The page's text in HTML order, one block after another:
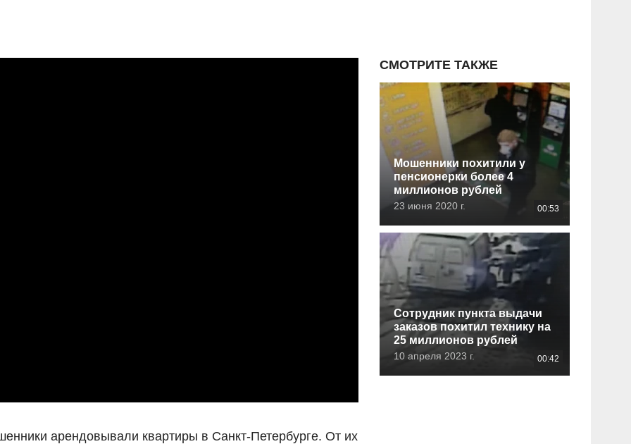
арендовывали квартиры в Санкт-Петербурге. От их
СМОТРИТЕ ТАКЖЕ
Мошенники похитили у
пенсионерки более 4
миллионов рублей
23 июня 2020 г. 00:53
Сотрудник пункта выдачи
заказов похитил технику на
25 миллионов рублей
10 апреля 2023 г. 00:42